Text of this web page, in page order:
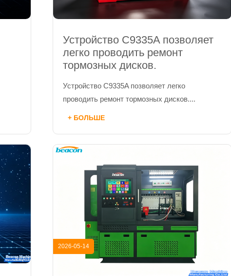
Устройство C9335A позволяет
легко проводить ремонт
тормозных дисков.
Устройство C9335A позволяет легко
проводить ремонт тормозных дисков....
+ БОЛЬШЕ
2026-05-14